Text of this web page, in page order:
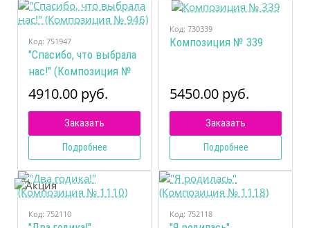
Код: 751947
"Спасибо, что выбрала
нас!" (Композиция №
946)
4910.00 руб.
Заказать
Подробнее
Код: 730339
Композиция № 339
5450.00 руб.
Заказать
Подробнее
Код: 752110 Код: 752118